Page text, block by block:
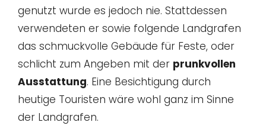
genutzt wurde es jedoch nie. Stattdessen
verwendeten er sowie folgende Landgrafen
das schmuckvolle Gebäude für Feste, oder
schlicht zum Angeben mit der prunkvollen
Ausstattung. Eine Besichtigung durch
heutige Touristen wäre wohl ganz im Sinne
der Landgrafen.